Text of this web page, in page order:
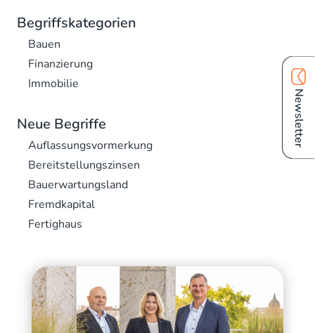
Begriffskategorien
Bauen
Finanzierung
Immobilie
Neue Begriffe
Auflassungsvormerkung
Bereitstellungszinsen
Bauerwartungsland
Fremdkapital
Fertighaus
Newsletter